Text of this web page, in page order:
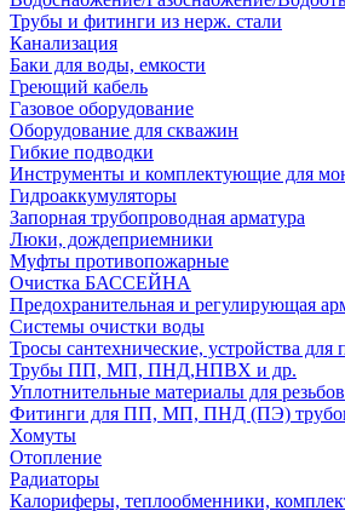
Трубы и фитинги из нерж. стали
Канализация
Баки для воды, емкости
Греющий кабель
Газовое оборудование
Оборудование для скважин
Гибкие подводки
Инструменты и комплектующие для
Гидроаккумуляторы
Запорная трубопроводная арматура
Люки, дождеприемники
Муфты противопожарные
Очистка БАССЕЙНА
Предохранительная и регулирующая
Системы очистки воды
Тросы сантехнические, устройства для
Трубы ПП, МП, ПНД,НПВХ и др.
Уплотнительные материалы для
Фитинги для ПП, МП, ПНД (ПЭ)
Хомуты
Отопление
Радиаторы
Калориферы, теплообменники,